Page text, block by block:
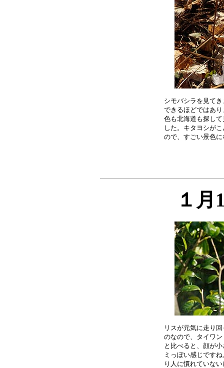
シモバシラを見て
できるほどではあ
色も北海道も探し
した。キタヨシが
１月
リスが元気に走り
のなので、タイワ
と比べると、顔が
ミっぽい感じです
り人に慣れていな